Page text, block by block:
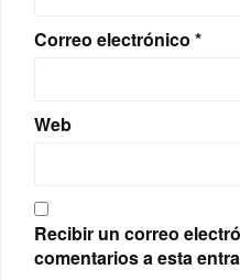
Correo electrónico *
Web
Recibir un correo
comentarios a esta